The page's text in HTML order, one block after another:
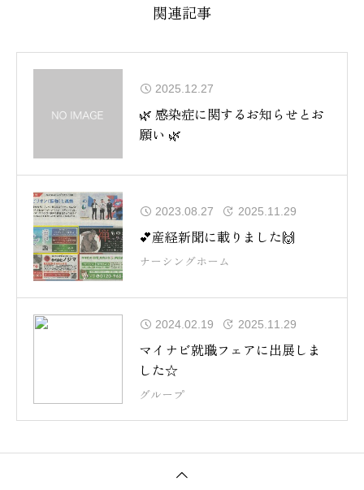
関連記事
2025.12.27
🌿 感染症に関するお知らせとお
願い 🌿
2023.08.27 2025.11.29
💕産経新聞に載りました🙌
ナーシングホーム
2024.02.19 2025.11.29
マイナビ就職フェアに出展しま
した☆
グループ